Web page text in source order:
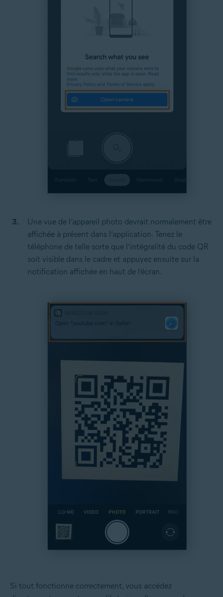
Une vue de l’appareil photo devrait normalement être
affichée à présent dans l’application. Tenez le
téléphone de telle sorte que l’intégralité du code QR
soit visible dans le cadre et appuyez ensuite sur la
notification affichée en haut de l’écran.
Si tout fonctionne correctement, vous accédez